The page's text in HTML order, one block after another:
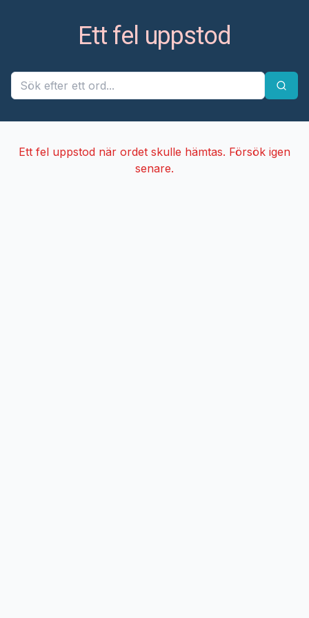
Ett fel uppstod
Ett fel uppstod när ordet skulle hämtas. Försök igen
senare.